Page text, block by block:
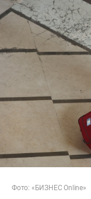
Фото: «БИЗНЕС Online»